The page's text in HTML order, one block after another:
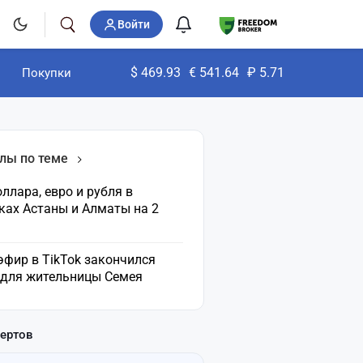
Войти
Покупки $ 469.93 € 541.64 ₽ 5.71
по теме
евро и рубля в
Астаны и Алматы на 2
в TikTok закончился
жительницы Семея